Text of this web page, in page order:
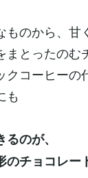
のから、甘
とったのむ
コーヒーの
も
のが、
チョコレー